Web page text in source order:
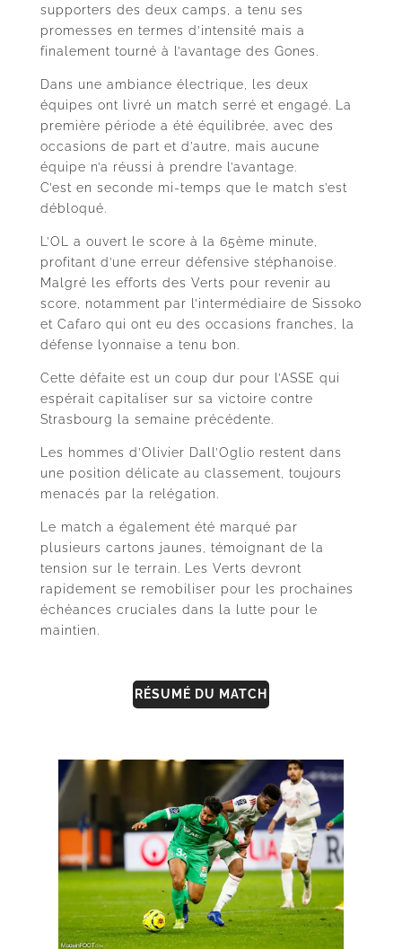
supporters des deux camps, a tenu ses
promesses en termes d’intensité mais a
finalement tourné à l’avantage des Gones.
Dans une ambiance électrique, les deux
équipes ont livré un match serré et engagé. La
première période a été équilibrée, avec des
occasions de part et d’autre, mais aucune
équipe n’a réussi à prendre l’avantage.
C’est en seconde mi-temps que le match s’est
débloqué.
L’OL a ouvert le score à la 65ème minute,
profitant d’une erreur défensive stéphanoise.
Malgré les efforts des Verts pour revenir au
score, notamment par l’intermédiaire de Sissoko
et Cafaro qui ont eu des occasions franches, la
défense lyonnaise a tenu bon.
Cette défaite est un coup dur pour l’ASSE qui
espérait capitaliser sur sa victoire contre
Strasbourg la semaine précédente.
Les hommes d’Olivier Dall’Oglio restent dans
une position délicate au classement, toujours
menacés par la relégation.
Le match a également été marqué par
plusieurs cartons jaunes, témoignant de la
tension sur le terrain. Les Verts devront
rapidement se remobiliser pour les prochaines
échéances cruciales dans la lutte pour le
maintien.
RÉSUMÉ DU MATCH